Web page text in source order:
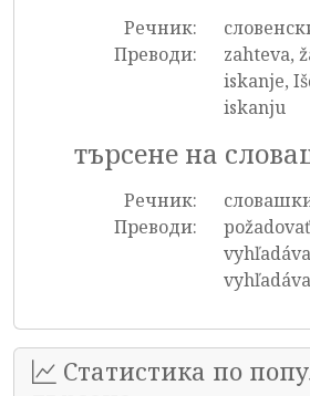
Речник:
Преводи:
zahteva,
iskanje,
iskanju
търсене на
Речник:
Преводи:
Статистика по